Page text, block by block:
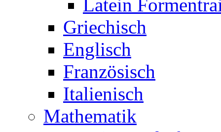
Latein
Griechisch
Englisch
Französisch
Italienisch
Mathematik